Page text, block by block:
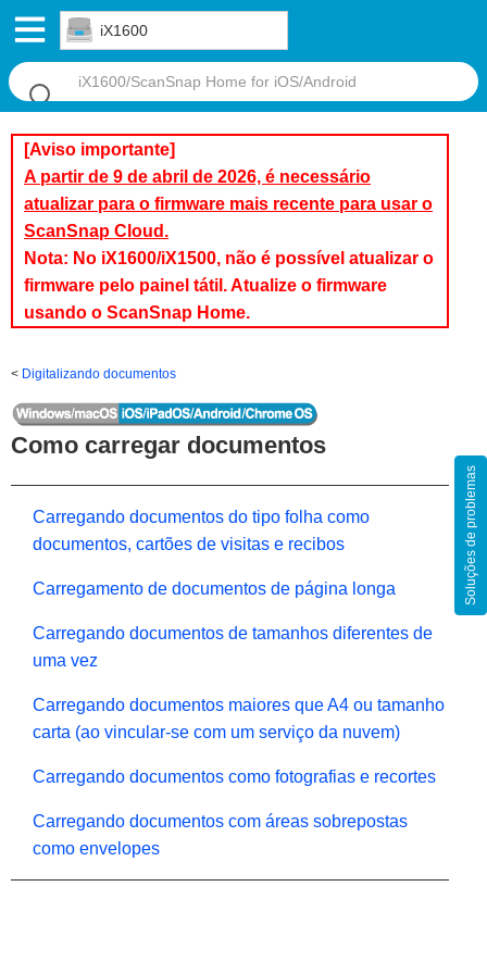
iX1600
[Aviso importante]
A partir de 9 de abril de 2026, é necessário
atualizar para o firmware mais recente para usar o
ScanSnap Cloud.
Nota: No iX1600/iX1500, não é possível atualizar o
firmware pelo painel tátil. Atualize o firmware
usando o ScanSnap Home.
Digitalizando documentos
Como carregar documentos
Carregando documentos do tipo folha como
documentos, cartões de visitas e recibos
Carregamento de documentos de página longa
Carregando documentos de tamanhos diferentes de
uma vez
Carregando documentos maiores que A4 ou tamanho
carta (ao vincular-se com um serviço da nuvem)
Carregando documentos como fotografias e recortes
Carregando documentos com áreas sobrepostas
como envelopes
Soluções de problemas